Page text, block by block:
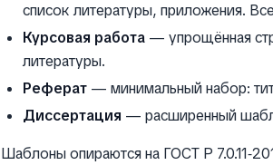
список литературы, приложения.
Курсовая работа — упрощённая
литературы.
Реферат — минимальный набор:
Диссертация — расширенный
Шаблоны опираются на ГОСТ Р